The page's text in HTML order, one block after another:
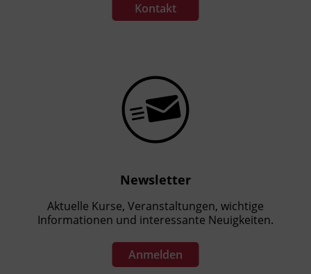
Kontakt
Newsletter
Aktuelle Kurse, Veranstaltungen, wichtige
Informationen und interessante Neuigkeiten.
Anmelden